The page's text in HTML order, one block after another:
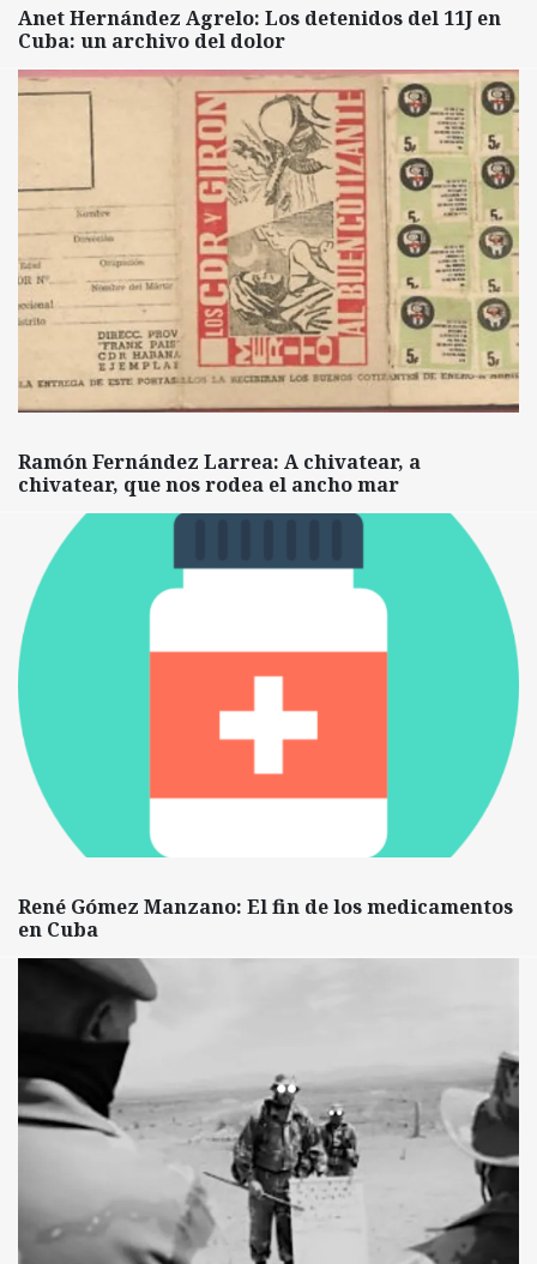
Anet Hernández Agrelo: Los detenidos del 11J en
Cuba: un archivo del dolor
Ramón Fernández Larrea: A chivatear, a
chivatear, que nos rodea el ancho mar
René Gómez Manzano: El fin de los medicamentos
en Cuba